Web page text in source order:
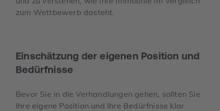
zum Wettbewerb dasteht.
Einschätzung der eigenen Position und
Bedürfnisse
Bevor Sie in die Verhandlungen gehen, sollten Sie
Ihre eigene Position und Ihre Bedürfnisse klar